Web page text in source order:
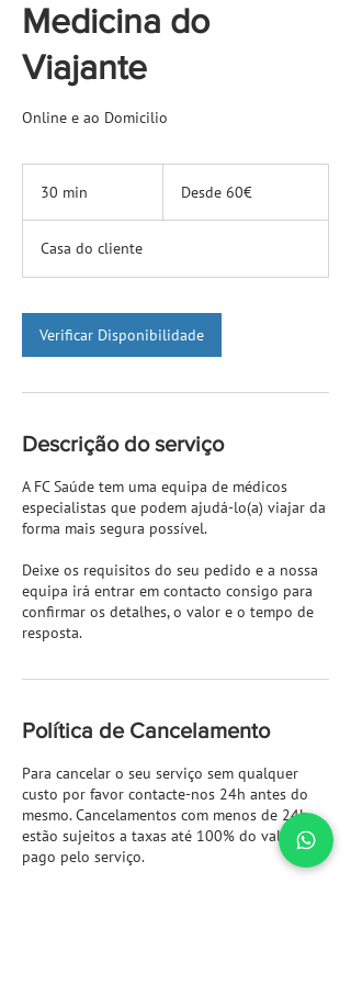
Medicina do
Viajante
Online e ao Domicilio
30 min
i
n
Desde 60€
Casa do cliente
Verificar Disponibilidade
Descrição do serviço
A FC Saúde tem uma equipa de médicos
especialistas que podem ajudá-lo(a) viajar da
forma mais segura possível.
Deixe os requisitos do seu pedido e a nossa
equipa irá entrar em contacto consigo para
confirmar os detalhes, o valor e o tempo de
resposta.
Política de Cancelamento
Para cancelar o seu serviço sem qualquer
custo por favor contacte-nos 24h antes do
mesmo. Cancelamentos com menos de 24h
estão sujeitos a taxas até 100% do valor
pago pelo serviço.